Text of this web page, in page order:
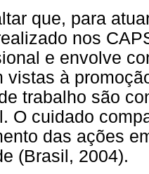
que, para
nos
e envolve
vistas à
trabalho são
O cuidado
das ações
(Brasil, 2004).